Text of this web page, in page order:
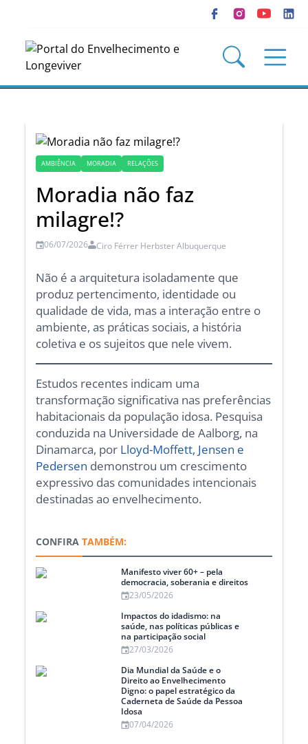
AMBIÊNCIA MORADIA RELAÇÕES
Moradia não faz
milagre!?
06/07/2026 Ciro Férrer Herbster Albuquerque
Não é a arquitetura isoladamente que
produz pertencimento, identidade ou
qualidade de vida, mas a interação entre o
ambiente, as práticas sociais, a história
coletiva e os sujeitos que nele vivem.
Estudos recentes indicam uma
transformação significativa nas preferências
habitacionais da população idosa. Pesquisa
conduzida na Universidade de Aalborg, na
Dinamarca, por Lloyd-Moffett, Jensen e
Pedersen demonstrou um crescimento
expressivo das comunidades intencionais
destinadas ao envelhecimento.
CONFIRA TAMBÉM:
Manifesto viver 60+ – pela
democracia, soberania e direitos
23/05/2026
Impactos do idadismo: na
saúde, nas políticas públicas e
na participação social
27/03/2026
Dia Mundial da Saúde e o
Direito ao Envelhecimento
Digno: o papel estratégico da
Caderneta de Saúde da Pessoa
Idosa
07/04/2026